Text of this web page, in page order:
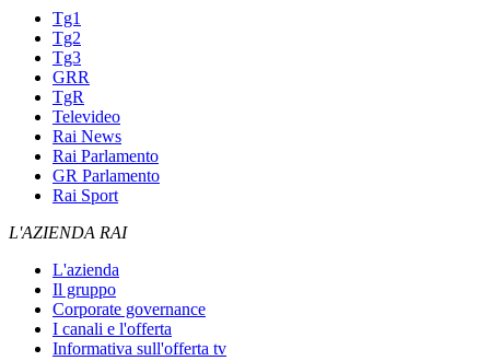
Tg1
Tg2
Tg3
GRR
TgR
Televideo
Rai News
Rai Parlamento
GR Parlamento
Rai Sport
L'AZIENDA RAI
L'azienda
Il gruppo
Corporate governance
I canali e l'offerta
Informativa sull'offerta tv